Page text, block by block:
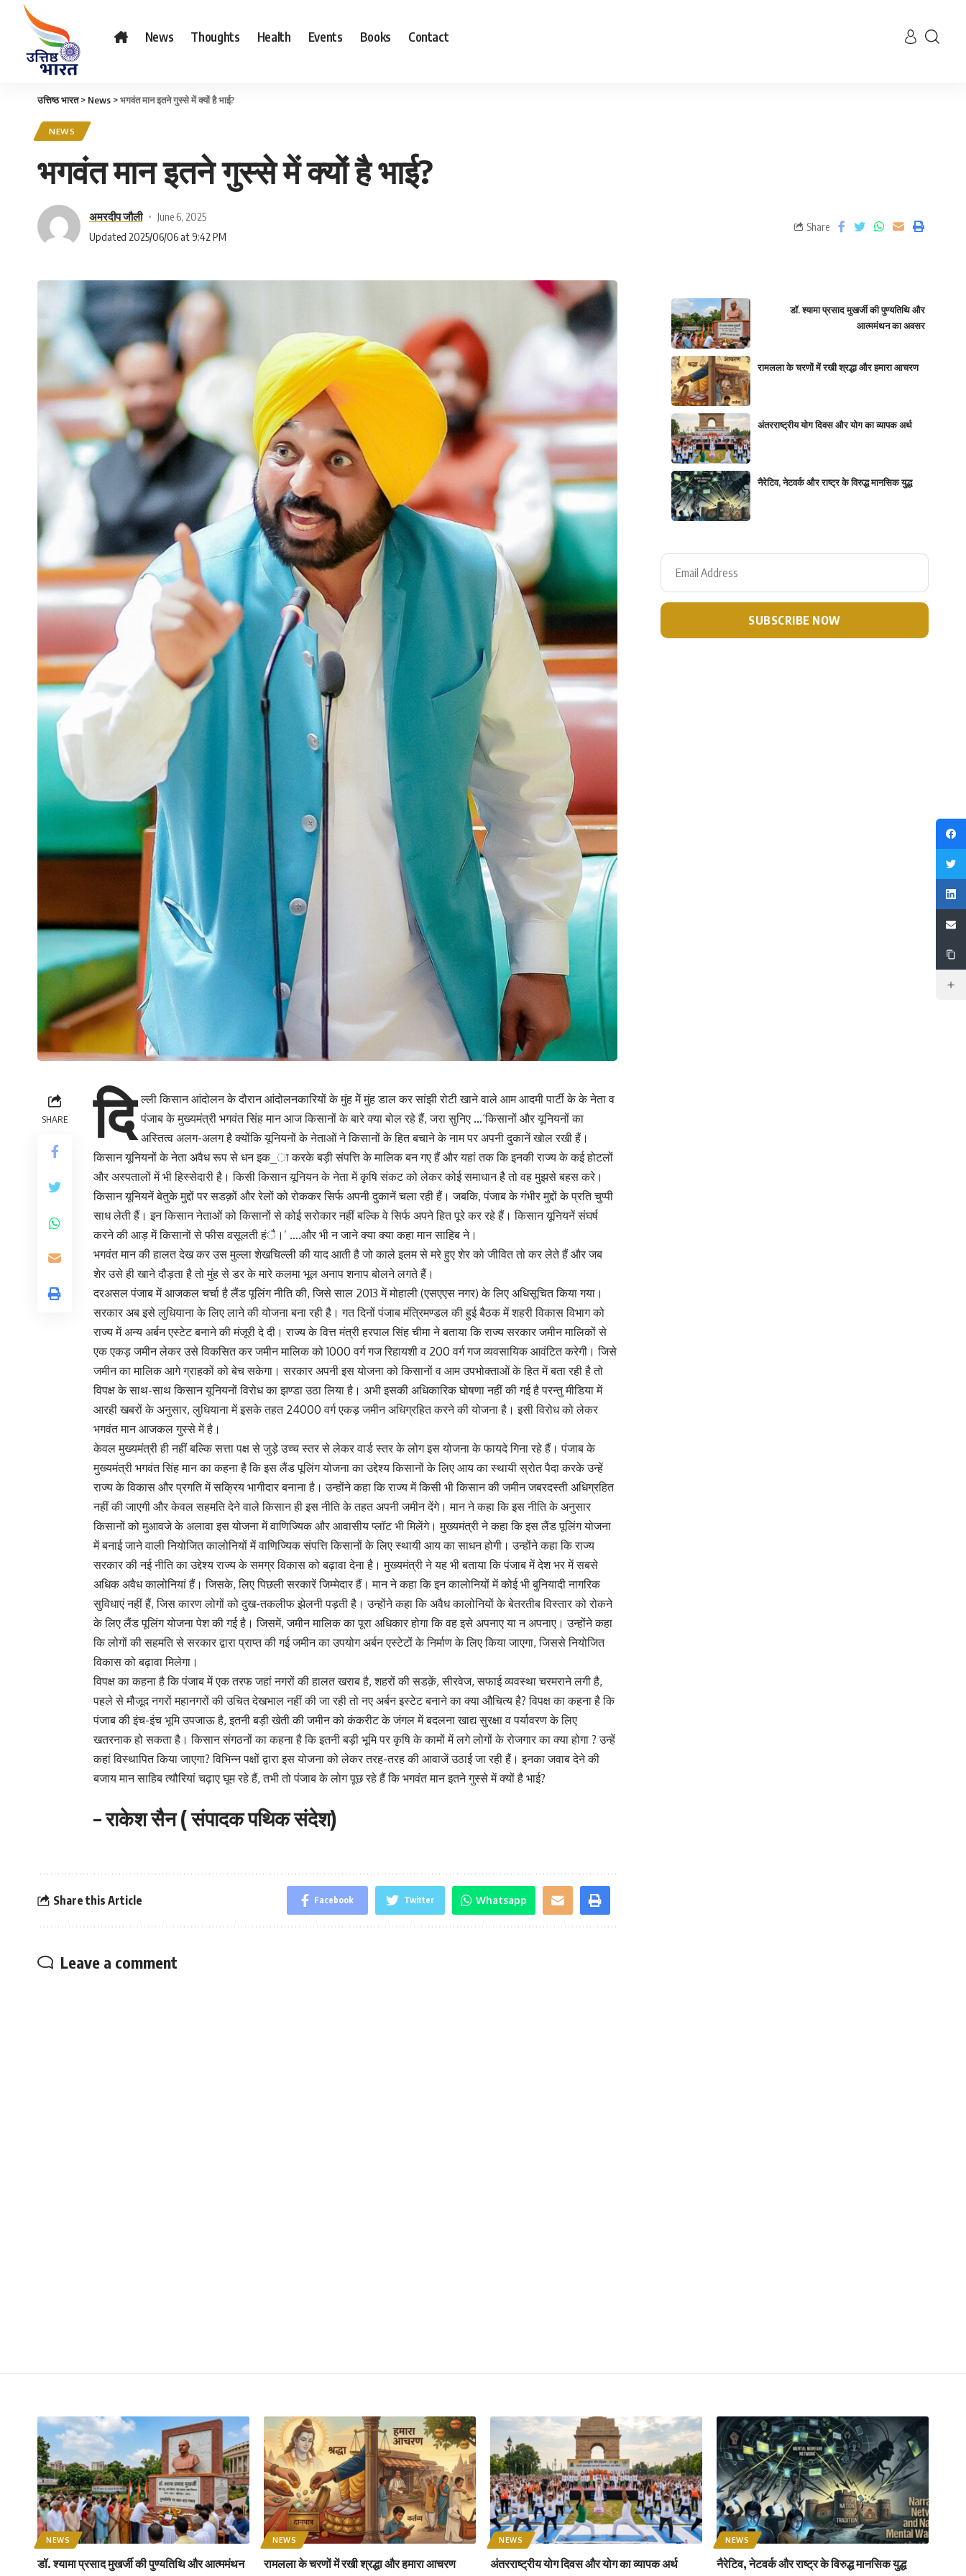
News Thoughts Health Events Books Contact
उत्तिष्ठ भारत> News >भगवंत मान इतने गुस्से में क्यों है भाई?
NEWS
भगवंत मान इतने गुस्से में क्यों है भाई?
अमरदीप जौली
June 6, 2025
Updated 2025/06/06 at 9:42 PM
Share
SHARE दि ल्ली किसान आंदोलन के दौरान आंदोलनकारियों के मुंह मेें मुंह डाल कर सांझी रोटी खाने वाले आम आदमी पार्टी के के नेता व
पंजाब के मुख्यमंत्री भगवंत सिंह मान आज किसानों के बारे क्या बोल रहे हैं, जरा सुनिए …‘किसानों और यूनियनों का
अस्तित्व अलग-अलग है क्योंकि यूनियनों के नेताओं ने किसानों के हित बचाने के नाम पर अपनी दुकानें खोल रखी हैं।
किसान यूनियनों के नेता अवैध रूप से धन इक_ा करके बड़ी संपत्ति के मालिक बन गए हैं और यहां तक कि इनकी राज्य के कई होटलों
और अस्पतालों में भी हिस्सेदारी है। किसी किसान यूनियन के नेता में कृषि संकट को लेकर कोई समाधान है तो वह मुझसे बहस करे।
किसान यूनियनें बेतुके मुद्दों पर सडक़ों और रेलों को रोककर सिर्फ अपनी दुकानें चला रही हैं। जबकि, पंजाब के गंभीर मुद्दों के प्रति चुप्पी
साध लेती हैं। इन किसान नेताओं को किसानों से कोई सरोकार नहीं बल्कि वे सिर्फ अपने हित पूरे कर रहे हैं। किसान यूनियनें संघर्ष
करने की आड़ में किसानों से फीस वसूलती हंै।’ ….और भी न जाने क्या क्या कहा मान साहिब ने।
भगवंत मान की हालत देख कर उस मुल्ला शेखचिल्ली की याद आती है जो काले इलम से मरे हुए शेर को जीवित तो कर लेते हैं और जब
शेर उसे ही खाने दौड़ता है तो मुंह से डर के मारे कलमा भूल अनाप शनाप बोलने लगते हैं।
दरअसल पंजाब में आजकल चर्चा है लैंड पूलिंग नीति की, जिसे साल 2013 में मोहाली (एसएएस नगर) के लिए अधिसूचित किया गया।
सरकार अब इसे लुधियाना के लिए लाने की योजना बना रही है। गत दिनों पंजाब मंत्रिमण्डल की हुई बैठक में शहरी विकास विभाग को
राज्य में अन्य अर्बन एस्टेट बनाने की मंजूरी दे दी। राज्य के वित्त मंत्री हरपाल सिंह चीमा ने बताया कि राज्य सरकार जमीन मालिकों से
एक एकड़ जमीन लेकर उसे विकसित कर जमीन मालिक को 1000 वर्ग गज रिहायशी व 200 वर्ग गज व्यवसायिक आवंटित करेगी। जिसे
जमीन का मालिक आगे ग्राहकों को बेच सकेगा। सरकार अपनी इस योजना को किसानों व आम उपभोक्ताओं के हित में बता रही है तो
विपक्ष के साथ-साथ किसान यूनियनों विरोध का झण्डा उठा लिया है। अभी इसकी अधिकारिक घोषणा नहीं की गई है परन्तु मीडिया में
आरही खबरों के अनुसार, लुधियाना में इसके तहत 24000 वर्ग एकड़ जमीन अधिग्रहित करने की योजना है। इसी विरोध को लेकर
भगवंत मान आजकल गुस्से में है।
केवल मुख्यमंत्री ही नहीं बल्कि सत्ता पक्ष से जुड़े उच्च स्तर से लेकर वार्ड स्तर के लोग इस योजना के फायदे गिना रहे हैं। पंजाब के
मुख्यमंत्री भगवंत सिंह मान का कहना है कि इस लैंड पूलिंग योजना का उद्देश्य किसानों के लिए आय का स्थायी स्रोत पैदा करके उन्हें
राज्य के विकास और प्रगति में सक्रिय भागीदार बनाना है। उन्होंने कहा कि राज्य में किसी भी किसान की जमीन जबरदस्ती अधिग्रहित
नहीं की जाएगी और केवल सहमति देने वाले किसान ही इस नीति के तहत अपनी जमीन देंगे। मान ने कहा कि इस नीति के अनुसार
किसानों को मुआवजे के अलावा इस योजना में वाणिज्यिक और आवासीय प्लॉट भी मिलेंगे। मुख्यमंत्री ने कहा कि इस लैंड पूलिंग योजना
में बनाई जाने वाली नियोजित कालोनियों में वाणिज्यिक संपत्ति किसानों के लिए स्थायी आय का साधन होगी। उन्होंने कहा कि राज्य
सरकार की नई नीति का उद्देश्य राज्य के समग्र विकास को बढ़ावा देना है। मुख्यमंत्री ने यह भी बताया कि पंजाब में देश भर में सबसे
अधिक अवैध कालोनियां हैं। जिसके, लिए पिछली सरकारें जिम्मेदार हैं। मान ने कहा कि इन कालोनियों में कोई भी बुनियादी नागरिक
सुविधाएं नहीं हैं, जिस कारण लोगों को दुख-तकलीफ झेलनी पड़ती है। उन्होंने कहा कि अवैध कालोनियों के बेतरतीब विस्तार को रोकने
के लिए लैंड पूलिंग योजना पेश की गई है। जिसमें, जमीन मालिक का पूरा अधिकार होगा कि वह इसे अपनाए या न अपनाए। उन्होंने कहा
कि लोगों की सहमति से सरकार द्वारा प्राप्त की गई जमीन का उपयोग अर्बन एस्टेटों के निर्माण के लिए किया जाएगा, जिससे नियोजित
विकास को बढ़ावा मिलेगा।
विपक्ष का कहना है कि पंजाब में एक तरफ जहां नगरों की हालत खराब है, शहरों की सडक़ें, सीरवेज, सफाई व्यवस्था चरमराने लगी है,
पहले से मौजूद नगरों महानगरों की उचित देखभाल नहीं की जा रही तो नए अर्बन इस्टेट बनाने का क्या औचित्य है? विपक्ष का कहना है कि
पंजाब की इंच-इंच भूमि उपजाऊ है, इतनी बड़ी खेती की जमीन को कंकरीट के जंगल में बदलना खाद्य सुरक्षा व पर्यावरण के लिए
खतरनाक हो सकता है। किसान संगठनों का कहना है कि इतनी बड़ी भूमि पर कृषि के कामों में लगे लोगों के रोजगार का क्या होगा ? उन्हें
कहां विस्थापित किया जाएगा? विभिन्न पक्षों द्वारा इस योजना को लेकर तरह-तरह की आवाजें उठाई जा रही हैं। इनका जवाब देने की
बजाय मान साहिब त्यौरियां चढ़ाए घूम रहे हैं, तभी तो पंजाब के लोग पूछ रहे हैं कि भगवंत मान इतने गुस्से में क्यों है भाई?
– राकेश सैन ( संपादक पथिक संदेश)
Share this Article Facebook Twitter Whatsapp
Leave a comment
डॉ. श्यामा प्रसाद मुखर्जी की पुण्यतिथि और
आत्ममंथन का अवसर
रामलला के चरणों में रखी श्रद्धा और हमारा आचरण
अंतरराष्ट्रीय योग दिवस और योग का व्यापक अर्थ
नैरेटिव, नेटवर्क और राष्ट्र के विरुद्ध मानसिक युद्ध
NEWS
डॉ. श्यामा प्रसाद मुखर्जी की पुण्यतिथि और आत्ममंथन
NEWS
रामलला के चरणों में रखी श्रद्धा और हमारा आचरण
NEWS
अंतरराष्ट्रीय योग दिवस और योग का व्यापक अर्थ
NEWS
नैरेटिव, नेटवर्क और राष्ट्र के विरुद्ध मानसिक युद्ध